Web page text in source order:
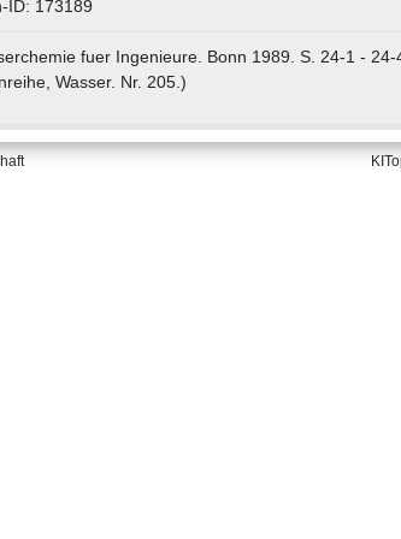
ID: 173189
fuer Ingenieure. Bonn 1989. S. 24-1 - 24-
Wasser. Nr. 205.)